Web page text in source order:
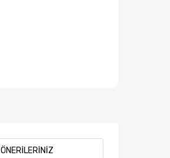
ÖNERILERINIZ